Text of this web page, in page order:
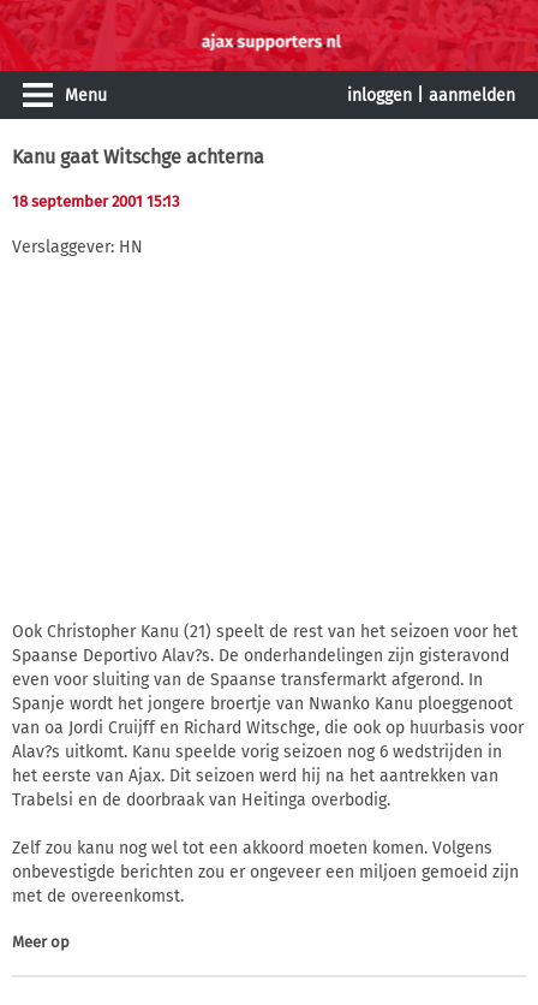
Menu inloggen aanmelden
Kanu gaat Witschge achterna
18 september 2001 15:13
Verslaggever: HN
Ook Christopher Kanu (21) speelt de rest van het seizoen voor het
Spaanse Deportivo Alav?s. De onderhandelingen zijn gisteravond
even voor sluiting van de Spaanse transfermarkt afgerond. In
Spanje wordt het jongere broertje van Nwanko Kanu ploeggenoot
van oa Jordi Cruijff en Richard Witschge, die ook op huurbasis voor
Alav?s uitkomt. Kanu speelde vorig seizoen nog 6 wedstrijden in
het eerste van Ajax. Dit seizoen werd hij na het aantrekken van
Trabelsi en de doorbraak van Heitinga overbodig.
Zelf zou kanu nog wel tot een akkoord moeten komen. Volgens
onbevestigde berichten zou er ongeveer een miljoen gemoeid zijn
met de overeenkomst.
Meer op